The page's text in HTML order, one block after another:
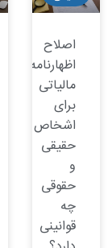
اصلاح
اظهارنامه
مالیاتی
برای
اشخاص
حقیقی
و
حقوقی
چه
قوانینی